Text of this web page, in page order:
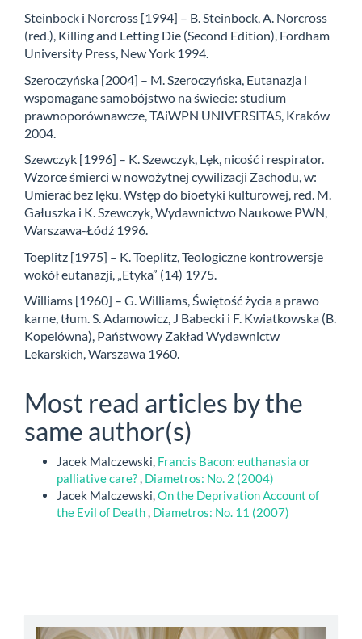
Steinbock i Norcross [1994] – B. Steinbock, A. Norcross
(red.), Killing and Letting Die (Second Edition), Fordham
University Press, New York 1994.
Szeroczyńska [2004] – M. Szeroczyńska, Eutanazja i
wspomagane samobójstwo na świecie: studium
prawnoporównawcze, TAiWPN UNIVERSITAS, Kraków
2004.
Szewczyk [1996] – K. Szewczyk, Lęk, nicość i respirator.
Wzorce śmierci w nowożytnej cywilizacji Zachodu, w:
Umierać bez lęku. Wstęp do bioetyki kulturowej, red. M.
Gałuszka i K. Szewczyk, Wydawnictwo Naukowe PWN,
Warszawa-Łódź 1996.
Toeplitz [1975] – K. Toeplitz, Teologiczne kontrowersje
wokół eutanazji, „Etyka” (14) 1975.
Williams [1960] – G. Williams, Świętość życia a prawo
karne, tłum. S. Adamowicz, J Babecki i F. Kwiatkowska (B.
Kopelówna), Państwowy Zakład Wydawnictw
Lekarskich, Warszawa 1960.
Most read articles by the
same author(s)
Jacek Malczewski, Francis Bacon: euthanasia or
palliative care?, Diametros: No. 2 (2004)
Jacek Malczewski,On the Deprivation Account of
the Evil of Death, Diametros: No. 11 (2007)